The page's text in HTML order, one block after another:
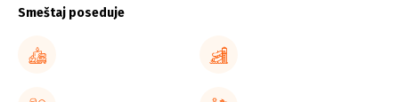
Smeštaj poseduje